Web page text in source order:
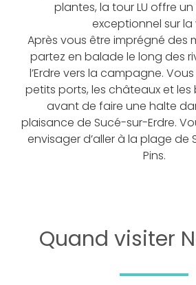
plantes, la tour LU offre
exceptionnel sur la
Après vous être imprégné des
partez en balade le long des
l’Erdre vers la campagne.
petits ports, les châteaux et les
avant de faire une halte
plaisance de Sucé-sur-Erdre.
envisager d’aller à la plage de
Pins.
Quand visiter